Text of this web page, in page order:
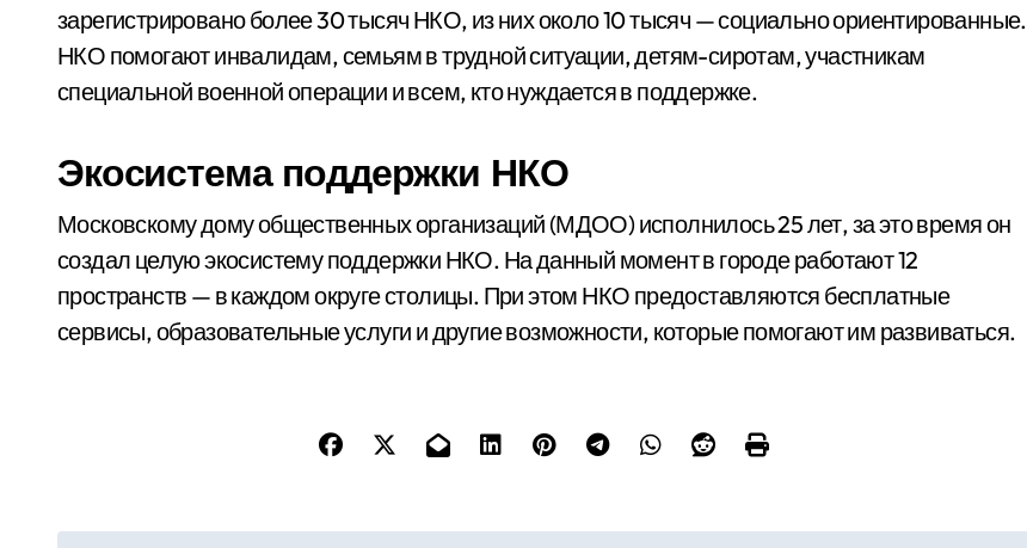
зарегистрировано более 30 тысяч НКО, из них около 10 тысяч — социально ориентированные.
НКО помогают инвалидам, семьям в трудной ситуации, детям-сиротам, участникам
специальной военной операции и всем, кто нуждается в поддержке.
Экосистема поддержки НКО
Московскому дому общественных организаций (МДОО) исполнилось 25 лет, за это время он
создал целую экосистему поддержки НКО. На данный момент в городе работают 12
пространств — в каждом округе столицы. При этом НКО предоставляются бесплатные
сервисы, образовательные услуги и другие возможности, которые помогают им развиваться.